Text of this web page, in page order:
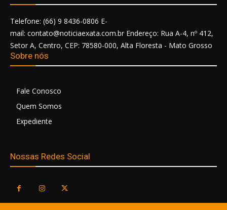
Telefone: (66) 9 8436-0806 E-
mail: contato@noticiaexata.com.br Endereço: Rua A-4, nº 412,
Setor A, Centro, CEP: 78580-000, Alta Floresta - Mato Grosso
Sobre nós
Fale Conosco
Quem Somos
Expediente
Nossas Redes Social